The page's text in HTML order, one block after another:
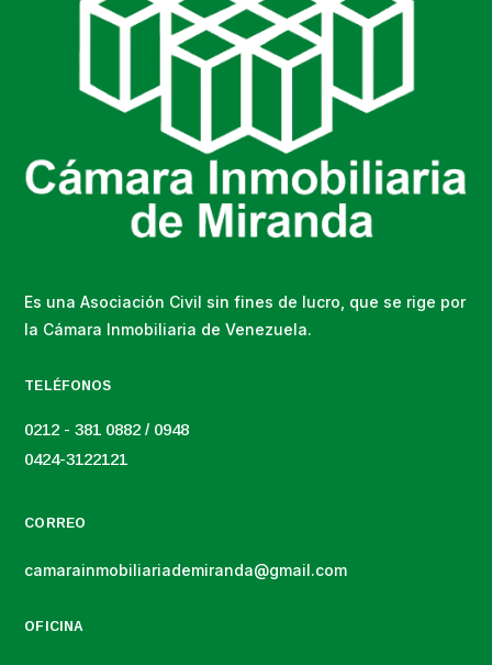
Es una Asociación Civil sin fines de lucro, que se rige por
la Cámara Inmobiliaria de Venezuela.
TELÉFONOS
0212 - 381 0882 / 0948
0424-3122121
CORREO
camarainmobiliariademiranda@gmail.com
OFICINA